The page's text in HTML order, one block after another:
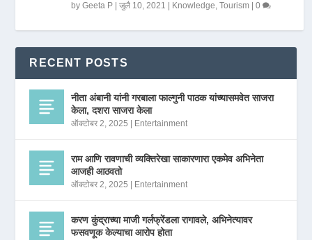
byGeeta P |जुलै 10, 2021 Knowledge,Tourism |0
RECENT POSTS
नीता अंबानी यांनी गरबाला फाल्गुनी पाठक यांच्यासमवेत साजरा
केला, दशरा साजरा केला
ऑक्टोबर 2, 2025 Entertainment
राम आणि रावणाची व्यक्तिरेखा साकारणारा एकमेव अभिनेता
आजही आठवतो
ऑक्टोबर 2, 2025 Entertainment
करण कुंद्राच्या माजी गर्लफ्रेंडला रागावले, अभिनेत्यावर
फसवणूक केल्याचा आरोप होता